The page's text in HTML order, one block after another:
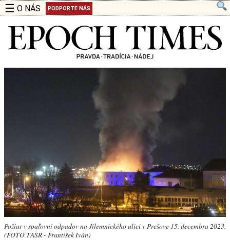
☰ O NÁS PODPORTE NÁS
Požiar v spaľovni odpadov na Jilemnického ulici v Prešove 15. decembra 2023.
(FOTO TASR - František Iván)